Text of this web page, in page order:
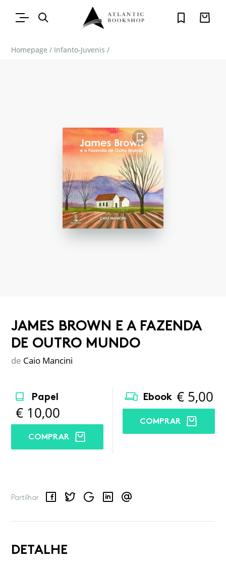
Homepage / Infanto-Juvenis /
FAVORITO
JAMES BROWN E A FAZENDA
DE OUTRO MUNDO
de Caio Mancini
Papel
€ 10,00
COMPRAR
Ebook € 5,00
COMPRAR
Partilhar
FacebookTwitterGoogle LinkedInEmail
DETALHE